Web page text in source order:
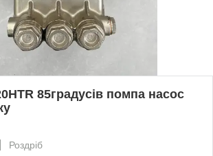
85градусів помпа насос
Роздріб